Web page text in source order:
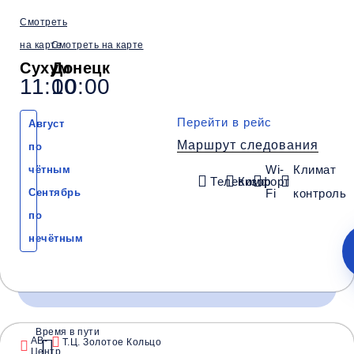
Обратный рейс
Смотреть
на карте
Сухум
11:00
Смотреть на карте
Донецк
10:00
Август
по
чётным
Сентябрь
по
нечётным
Телевизор
Комфорт
Wi-
Fi
Климат
контроль
Перейти в рейс
Маршрут следования
Время и место отправления / прибытия:
АВ-
Центр
Время в пути
Т.Ц. Золотое Кольцо